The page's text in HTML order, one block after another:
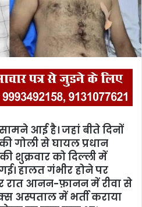
आई है। जहां बीते दिनों
गोली से घायल प्रधान
शुक्रवार को दिल्ली में
हालत गंभीर होने पर
रात आनन-फ़ानन में रीवा से
अस्पताल में भर्ती कराया